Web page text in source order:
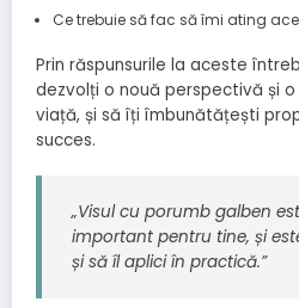
Ce trebuie să fac să îmi ating
Prin răspunsurile la aceste
dezvolți o nouă perspectivă și
viață, și să îți îmbunătățești
succes.
„Visul cu porumb galben
important pentru tine, și
și să îl aplici în practică.”